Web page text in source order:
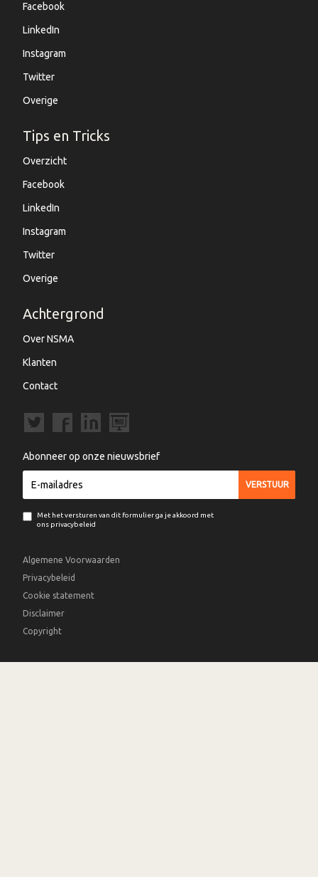
Facebook
LinkedIn
Instagram
Twitter
Overige
Tips en Tricks
Overzicht
Facebook
LinkedIn
Instagram
Twitter
Overige
Achtergrond
Over NSMA
Klanten
Contact
Abonneer op onze nieuwsbrief
Met het versturen van dit formulier ga je akkoord met
ons privacybeleid
Algemene Voorwaarden
Privacybeleid
Cookie statement
Disclaimer
Copyright